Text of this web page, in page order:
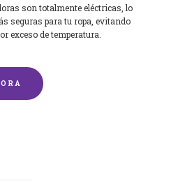
son totalmente eléctricas, lo
seguras para tu ropa, evitando
exceso de temperatura.